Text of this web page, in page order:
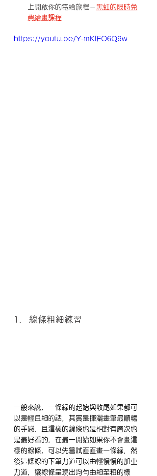
上開啟你的電繪旅程－ 黑虹的限時免
費繪畫課程
https://youtu.be/Y-mKIFO6Q9w
1.   線條粗細練習
一般來說，一條線的起始與收尾如果都可
以是輕且細的話，其實是揮灑畫筆最順暢
的手感，且這樣的線條也是相對有層次也
是最好看的，在最一開始如果你不會畫這
樣的線條，可以先嘗試直直畫一條線，然
後這條線的下筆力道可以由輕慢慢的加重
力道，讓線條呈現出均勻由細至粗的樣